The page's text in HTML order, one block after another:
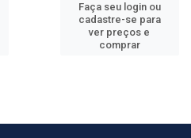
Faça seu login ou
cadastre-se para
ver preços e
comprar